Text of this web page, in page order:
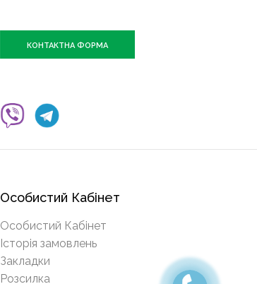
КОНТАКТНА ФОРМА
Особистий Кабінет
Особистий Кабінет
Історія замовлень
Закладки
Розсилка